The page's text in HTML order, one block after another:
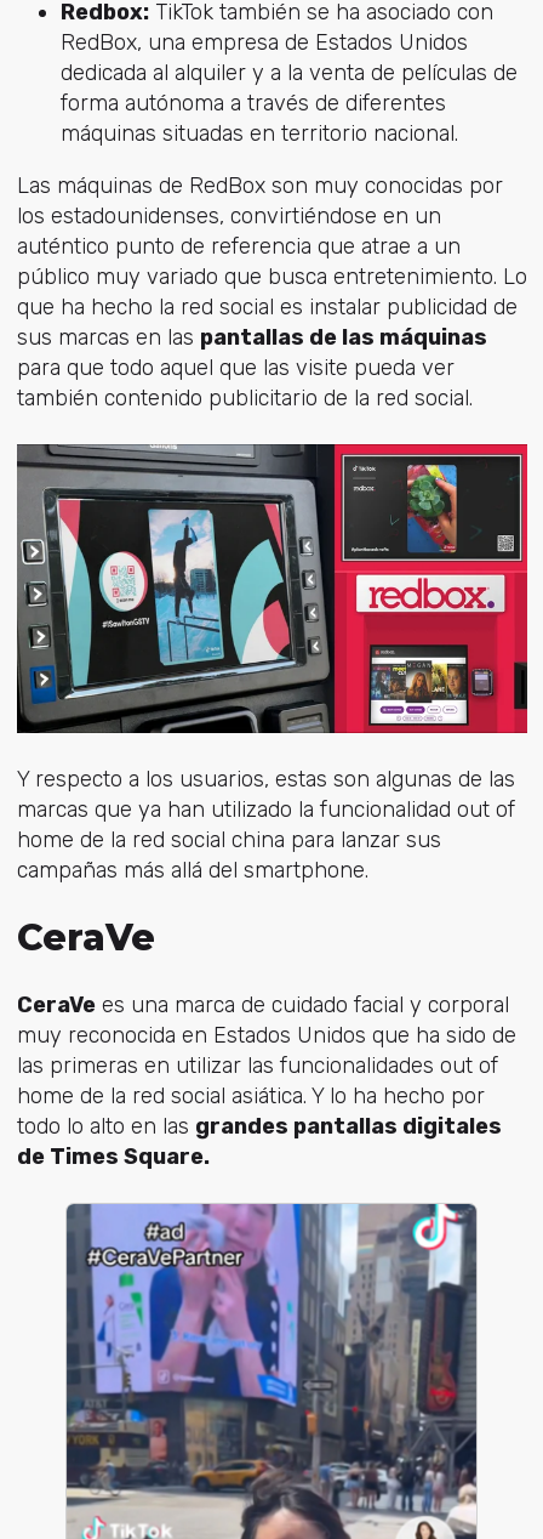
Redbox:TikTok también se ha asociado con
RedBox, una empresa de Estados Unidos
dedicada al alquiler y a la venta de películas de
forma autónoma a través de diferentes
máquinas situadas en territorio nacional.
Las máquinas de RedBox son muy conocidas por
los estadounidenses, convirtiéndose en un
auténtico punto de referencia que atrae a un
público muy variado que busca entretenimiento. Lo
que ha hecho la red social es instalar publicidad de
sus marcas en las pantallas de las máquinas
para que todo aquel que las visite pueda ver
también contenido publicitario de la red social.
Y respecto a los usuarios, estas son algunas de las
marcas que ya han utilizado la funcionalidad out of
home de la red social china para lanzar sus
campañas más allá del smartphone.
CeraVe
CeraVees una marca de cuidado facial y corporal
muy reconocida en Estados Unidos que ha sido de
las primeras en utilizar las funcionalidades out of
home de la red social asiática. Y lo ha hecho por
todo lo alto en las grandes pantallas digitales
de Times Square.